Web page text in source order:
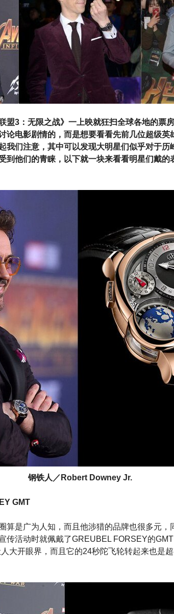
盟3：无限之战》一上映就狂扫全球各地的票
论电影剧情的，而是想要看看先前几位超级英
我们注意，其中可以发现大明星们似乎对于历
到他们的青睐，以下就一块来看看明星们戴的
钢铁人／Robert Downey Jr.
GMT
算是广为人知，而且他涉猎的品牌也很多元，
传活动时就佩戴了GREUBEL FORSEY的
大开眼界，而且它的24秒陀飞轮转起来也是